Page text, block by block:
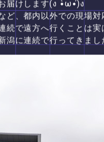
届けします(ง •̀ω•́)ง
ど、都内以外での現場対
続で遠方へ行くことは実
潟に連続で行ってきまし